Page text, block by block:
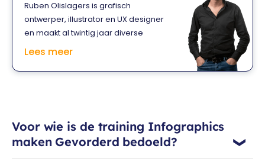
als infographic designer voor
verschillende organisaties. Én geeft-
ie superpraktische trainingen waarbij
je vooral veel fouten mag maken,
Ruben Olislagers is grafisch
ontwerper, illustrator en UX designer
en maakt al twintig jaar diverse
infographics voor overheden en
eerstegraads
dente op. Voor sterke infographics
combineert hij grafisch ontwerp en
Lees meer
Voor wie is de training Infographics
maken Gevorderd bedoeld?